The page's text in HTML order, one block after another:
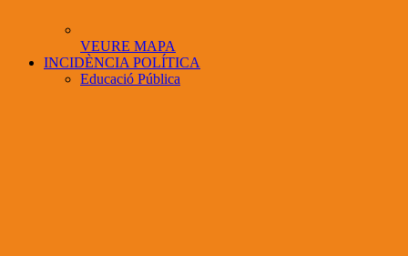
VEURE MAPA
INCIDÈNCIA POLÍTICA
Educació Pública